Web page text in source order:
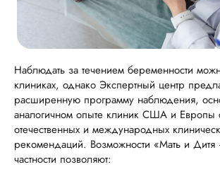
Наблюдать за течением беременности
клиниках, однако Экспертный центр
расширенную программу наблюдения,
аналогичном опыте клиник США и Европы
отечественных и международных
рекомендаций. Возможности «Мать и
частности позволяют: